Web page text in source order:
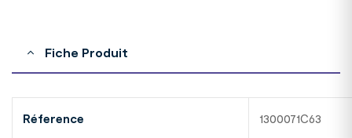
Fiche Produit
Réference 1300071C63